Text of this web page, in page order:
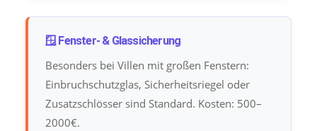
🪟 Fenster- & Glassicherung
Besonders bei Villen mit großen Fenstern:
Einbruchschutzglas, Sicherheitsriegel oder
Zusatzschlösser sind Standard. Kosten: 500–
2000€.